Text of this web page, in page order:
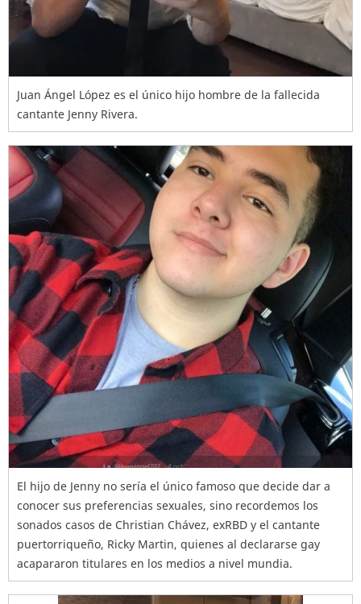
Juan Ángel López es el único hijo hombre de la fallecida
cantante Jenny Rivera.
El hijo de Jenny no sería el único famoso que decide dar a
conocer sus preferencias sexuales, sino recordemos los
sonados casos de Christian Chávez, exRBD y el cantante
puertorriqueño, Ricky Martin, quienes al declararse gay
acapararon titulares en los medios a nivel mundia.